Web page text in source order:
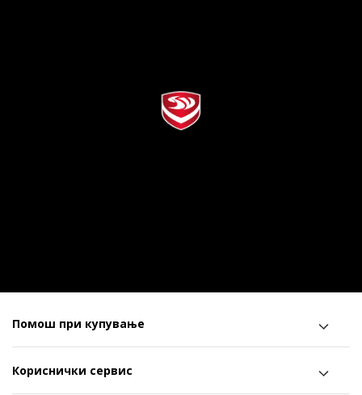
Помош при купување
Кориснички сервис